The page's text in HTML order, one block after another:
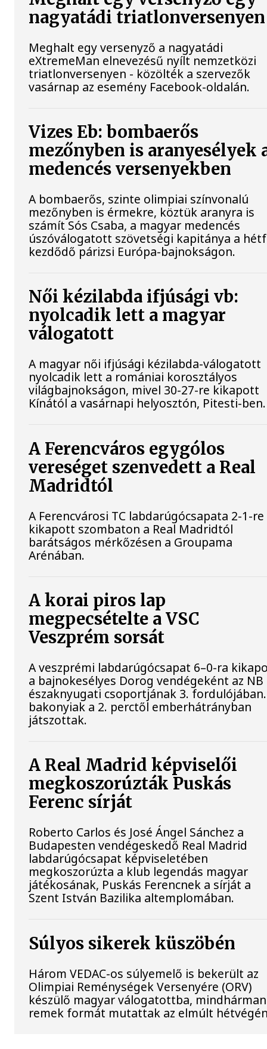
nagyatádi triatlonversenyen
Meghalt egy versenyző a nagyatádi
eXtremeMan elnevezésű nyílt nemzetközi
triatlonversenyen - közölték a szervezők
vasárnap az esemény Facebook-oldalán.
Vizes Eb: bombaerős
mezőnyben is aranyesélyek
medencés versenyekben
A bombaerős, szinte olimpiai színvonalú
mezőnyben is érmekre, köztük aranyra is
számít Sós Csaba, a magyar medencés
úszóválogatott szövetségi kapitánya a
kezdődő párizsi Európa-bajnokságon.
Női kézilabda ifjúsági vb:
nyolcadik lett a magyar
válogatott
A magyar női ifjúsági kézilabda-válogatott
nyolcadik lett a romániai korosztályos
világbajnokságon, mivel 30-27-re kikapott
Kínától a vasárnapi helyosztón, Pitesti-ben.
A Ferencváros egygólos
vereséget szenvedett a Real
Madridtól
A Ferencvárosi TC labdarúgócsapata 2-1-re
kikapott szombaton a Real Madridtól
barátságos mérkőzésen a Groupama
Arénában.
A korai piros lap
megpecsételte a VSC
Veszprém sorsát
A veszprémi labdarúgócsapat 6–0-ra
a bajnokesélyes Dorog vendégeként az
északnyugati csoportjának 3.
bakonyiak a 2. perctől emberhátrányban
játszottak.
A Real Madrid képviselői
megkoszorúzták Puskás
Ferenc sírját
Roberto Carlos és José Ángel Sánchez a
Budapesten vendégeskedő Real Madrid
labdarúgócsapat képviseletében
megkoszorúzta a klub legendás magyar
játékosának, Puskás Ferencnek a sírját a
Szent István Bazilika altemplomában.
Súlyos sikerek küszöbén
Három VEDAC-os súlyemelő is bekerült az
Olimpiai Reménységek Versenyére (ORV)
készülő magyar válogatottba, mindhárman
remek formát mutattak az elmúlt